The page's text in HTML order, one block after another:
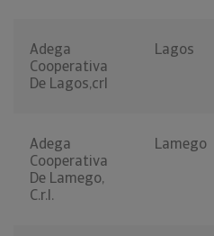
Adega
Cooperativa
De Lagos,crl
Lagos
Adega
Cooperativa
De Lamego,
C.r.l.
Lamego